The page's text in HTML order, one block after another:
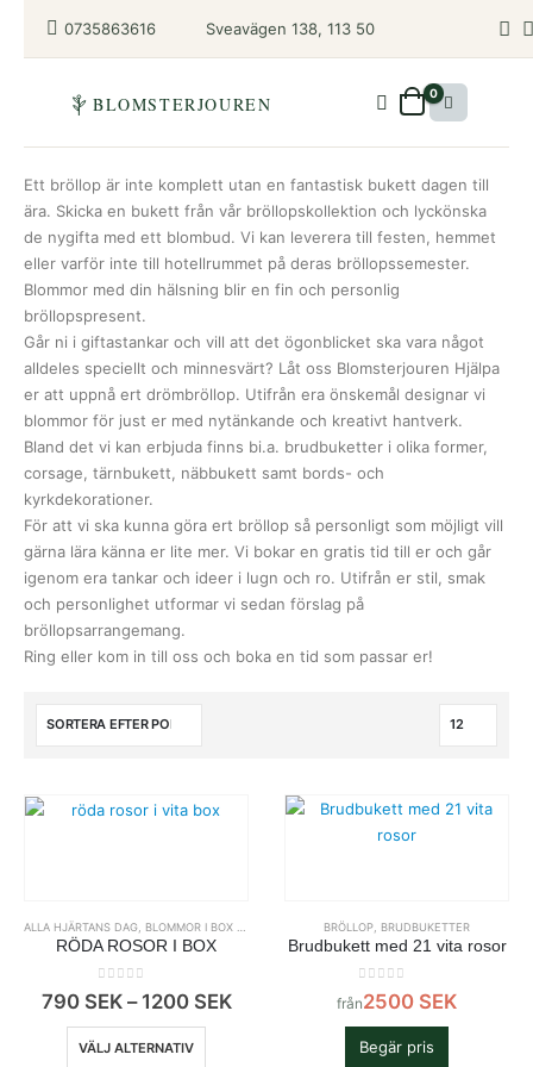
0735863616 Sveavägen 138, 113 50
BLOMSTERJOUREN
0
Ett bröllop är inte komplett utan en fantastisk bukett dagen till
ära. Skicka en bukett från vår bröllopskollektion och lyckönska
de nygifta med ett blombud. Vi kan leverera till festen, hemmet
eller varför inte till hotellrummet på deras bröllopssemester.
Blommor med din hälsning blir en fin och personlig
bröllopspresent.
Går ni i giftastankar och vill att det ögonblicket ska vara något
alldeles speciellt och minnesvärt? Låt oss Blomsterjouren Hjälpa
er att uppnå ert drömbröllop. Utifrån era önskemål designar vi
blommor för just er med nytänkande och kreativt hantverk.
Bland det vi kan erbjuda finns bi.a. brudbuketter i olika former,
corsage, tärnbukett, näbbukett samt bords- och
kyrkdekorationer.
För att vi ska kunna göra ert bröllop så personligt som möjligt vill
gärna lära känna er lite mer. Vi bokar en gratis tid till er och går
igenom era tankar och ideer i lugn och ro. Utifrån er stil, smak
och personlighet utformar vi sedan förslag på
bröllopsarrangemang.
Ring eller kom in till oss och boka en tid som passar er!
ALLA HJÄRTANS DAG, BLOMMOR I BOX ( I OASIS) BRÖLLOP,BUKETTER FÖR ALLA TILLFÄLLEN
RÖDA ROSOR I BOX
0out of 5
790 SEK – 1200 SEKPrisintervall:
VÄLJ ALTERNATIV
BRÖLLOP, BRUDBUKETTER
Brudbukett med 21 vita rosor
0out of 5
från2500 SEK
Begär pris